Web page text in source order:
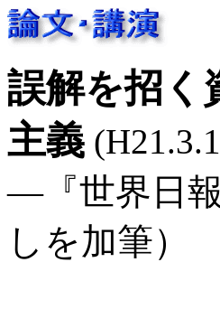
誤解を招く
主義
―『世界日報
しを加筆）